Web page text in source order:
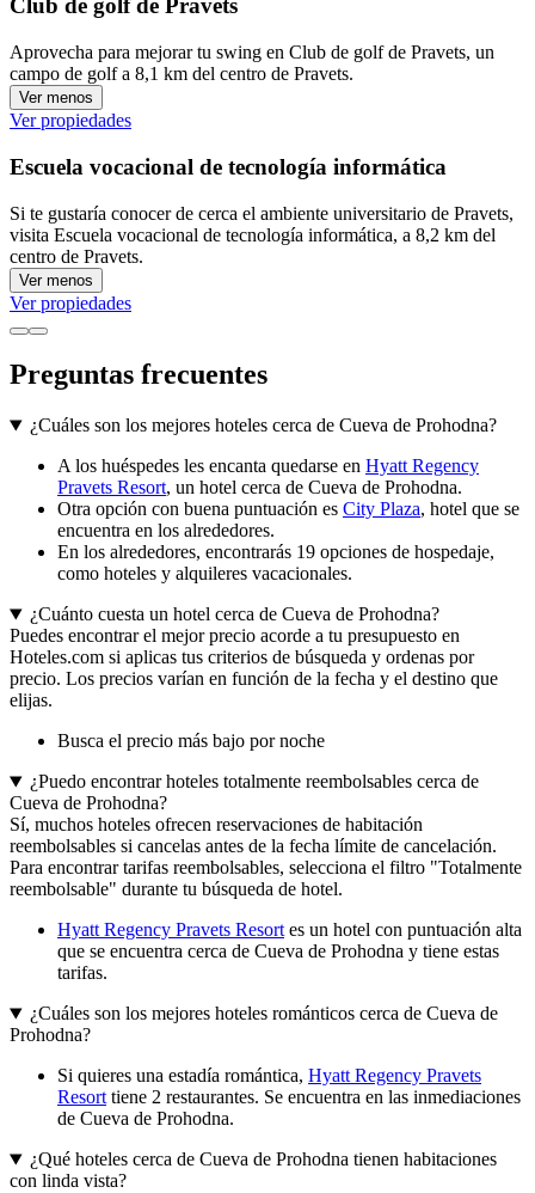
Club de golf de Pravets
Aprovecha para mejorar tu swing en Club de golf de Pravets, un
campo de golf a 8,1 km del centro de Pravets.
Ver menos
Ver propiedades
Escuela vocacional de tecnología informática
Si te gustaría conocer de cerca el ambiente universitario de Pravets,
visita Escuela vocacional de tecnología informática, a 8,2 km del
centro de Pravets.
Ver menos
Ver propiedades
Preguntas frecuentes
¿Cuáles son los mejores hoteles cerca de Cueva de Prohodna?
A los huéspedes les encanta quedarse en Hyatt Regency
Pravets Resort, un hotel cerca de Cueva de Prohodna.
Otra opción con buena puntuación es City Plaza, hotel que se
encuentra en los alrededores.
En los alrededores, encontrarás 19 opciones de hospedaje,
como hoteles y alquileres vacacionales.
¿Cuánto cuesta un hotel cerca de Cueva de Prohodna?
Puedes encontrar el mejor precio acorde a tu presupuesto en
Hoteles.com si aplicas tus criterios de búsqueda y ordenas por
precio. Los precios varían en función de la fecha y el destino que
elijas.
Busca el precio más bajo por noche
¿Puedo encontrar hoteles totalmente reembolsables cerca de
Cueva de Prohodna?
Sí, muchos hoteles ofrecen reservaciones de habitación
reembolsables si cancelas antes de la fecha límite de cancelación.
Para encontrar tarifas reembolsables, selecciona el filtro "Totalmente
reembolsable" durante tu búsqueda de hotel.
Hyatt Regency Pravets Resort es un hotel con puntuación alta
que se encuentra cerca de Cueva de Prohodna y tiene estas
tarifas.
¿Cuáles son los mejores hoteles románticos cerca de Cueva de
Prohodna?
Si quieres una estadía romántica, Hyatt Regency Pravets
Resort tiene 2 restaurantes. Se encuentra en las inmediaciones
de Cueva de Prohodna.
¿Qué hoteles cerca de Cueva de Prohodna tienen habitaciones
con linda vista?